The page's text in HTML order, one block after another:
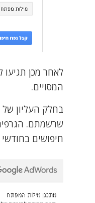
לאחר מכן
המסויים.
בחלק העליון
שרשמתם. הגרפים
חיפושים